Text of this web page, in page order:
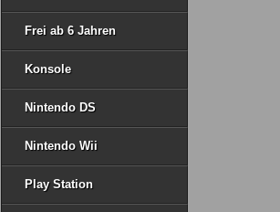
Frei ab 6 Jahren
Konsole
Nintendo DS
Nintendo Wii
Play Station